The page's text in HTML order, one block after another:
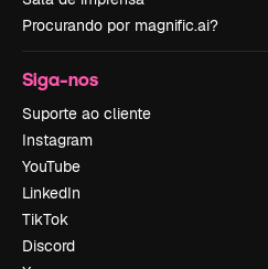
Procurando por magnific.ai?
Siga-nos
Suporte ao cliente
Instagram
YouTube
LinkedIn
TikTok
Discord